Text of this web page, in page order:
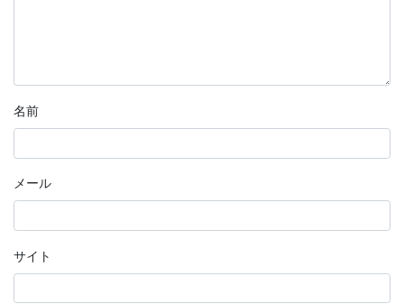
名前
メール
サイト